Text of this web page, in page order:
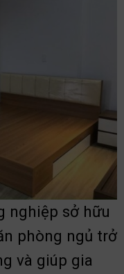
nghiệp sở hữu
phòng ngủ trở
và giúp gia